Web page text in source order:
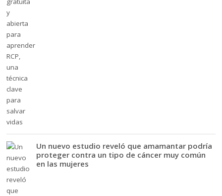
Un nuevo estudio reveló que amamantar podría
proteger contra un tipo de cáncer muy común
en las mujeres